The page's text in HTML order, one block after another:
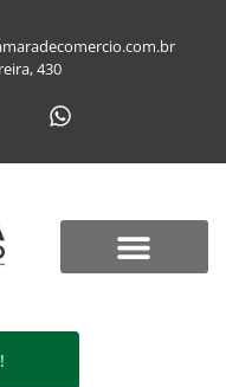
430